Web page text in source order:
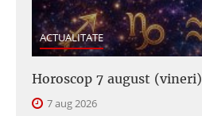
ACTUALITATE
Horoscop 7 august (vineri)
7 aug 2026